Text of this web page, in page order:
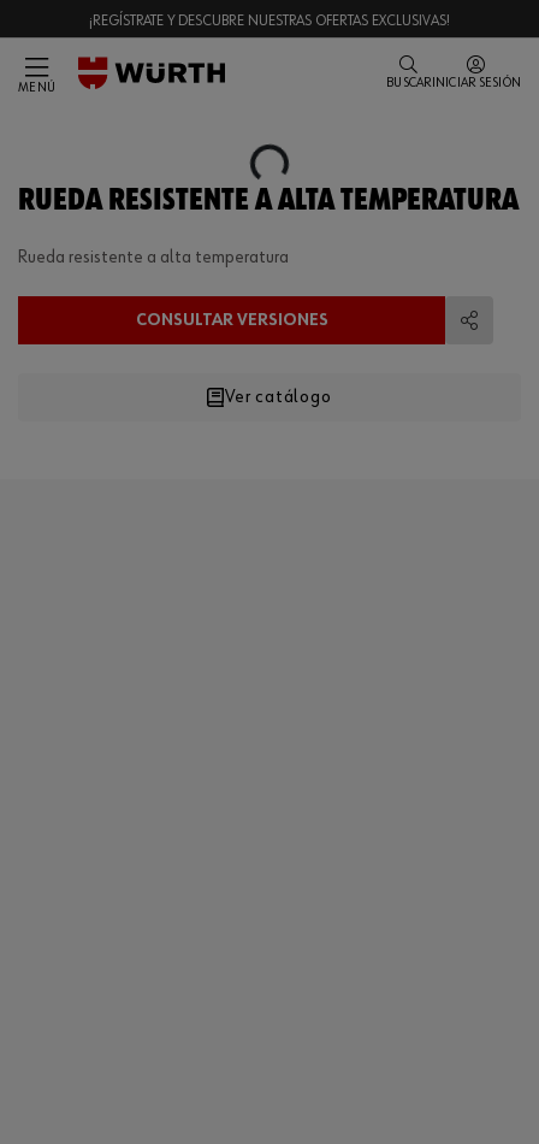
¡REGÍSTRATE Y DESCUBRE NUESTRAS OFERTAS EXCLUSIVAS!
MENÚ BUSCAR INICIAR SESIÓN
Loading...
RUEDA RESISTENTE A ALTA TEMPERATURA
Rueda resistente a alta temperatura
CONSULTAR VERSIONES
Ver catálogo